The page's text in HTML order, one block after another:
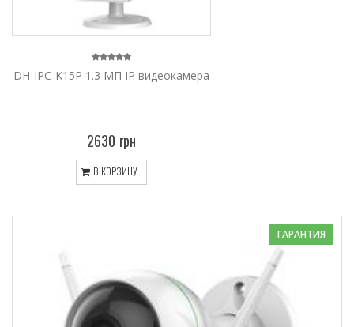
DH-IPC-K15P 1.3 МП IP видеокамера
2630 грн
В КОРЗИНУ
ГАРАНТИЯ